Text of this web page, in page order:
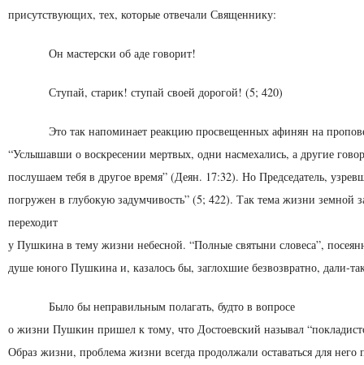
присутствующих, тех, которые отвечали Священнику:
Он мастерски об аде говорит!
Ступай, старик! ступай своей дорогой! (5; 420)
Это так напоминает реакцию просвещенных афинян на
“Услышавши о воскресении мертвых, одни насмехались, а другие
послушаем тебя в другое время” (Деян. 17:32). Но Председатель,
погружен в глубокую задумчивость” (5; 422). Так тема жизни земной
переходит
у Пушкина в тему жизни небесной. “Полные святыни сло­веса”,
душе юного Пушкина и, каза­лось бы, заглохшие безвозвратно, дали-
Было бы неправильным полагать, будто в вопросе
о жизни Пушкин пришел к тому, что Достоевский называл
Образ жизни, проблема жизни всегда продолжали оставаться для